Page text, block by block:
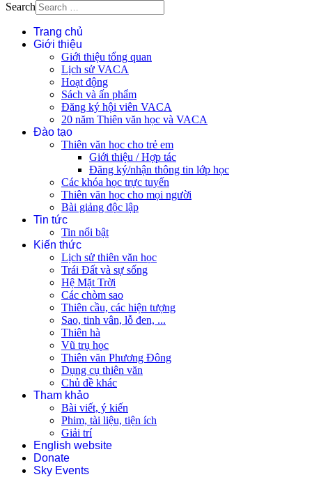
Search
Trang chủ
Giới thiệu
Giới thiệu tổng quan
Lịch sử VACA
Hoạt động
Sách và ấn phẩm
Đăng ký hội viên VACA
20 năm Thiên văn học và VACA
Đào tạo
Thiên văn học cho trẻ em
Giới thiệu / Hợp tác
Đăng ký/nhận thông tin lớp học
Các khóa học trực tuyến
Thiên văn học cho mọi người
Bài giảng độc lập
Tin tức
Tin nổi bật
Kiến thức
Lịch sử thiên văn học
Trái Đất và sự sống
Hệ Mặt Trời
Các chòm sao
Thiên cầu, các hiện tượng
Sao, tinh vân, lỗ đen, ...
Thiên hà
Vũ trụ học
Thiên văn Phương Đông
Dụng cụ thiên văn
Chủ đề khác
Tham khảo
Bài viết, ý kiến
Phim, tài liệu, tiện ích
Giải trí
English website
Donate
Sky Events